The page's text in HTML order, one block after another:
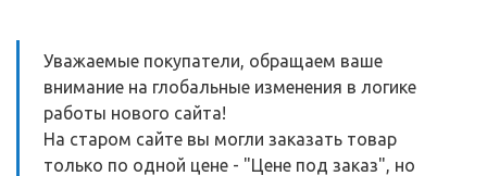
Уважаемые покупатели, обращаем ваше
внимание на глобальные изменения в логике
работы нового сайта!
На старом сайте вы могли заказать товар
только по одной цене - "Цене под заказ", но